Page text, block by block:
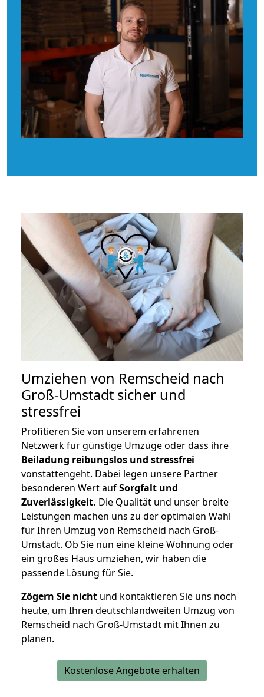
Umziehen von Remscheid nach
Groß-Umstadt sicher und
stressfrei
Profitieren Sie von unserem erfahrenen
Netzwerk für günstige Umzüge oder dass ihre
Beiladung reibungslos und stressfrei
vonstattengeht. Dabei legen unsere Partner
besonderen Wert aufSorgfalt und
Zuverlässigkeit. Die Qualität und unser breite
Leistungen machen uns zu der optimalen Wahl
für Ihren Umzug von Remscheid nach Groß-
Umstadt. Ob Sie nun eine kleine Wohnung oder
ein großes Haus umziehen, wir haben die
passende Lösung für Sie.
Zögern Sie nicht und kontaktieren Sie uns noch
heute, um Ihren deutschlandweiten Umzug von
Remscheid nach Groß-Umstadt mit Ihnen zu
planen.
Kostenlose Angebote erhalten